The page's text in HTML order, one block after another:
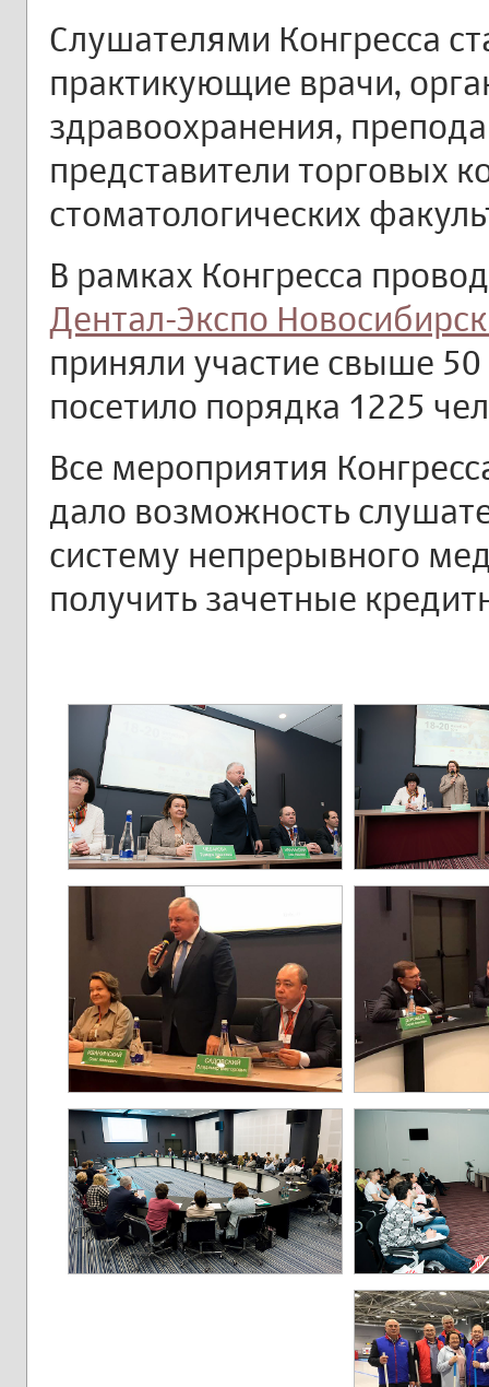
Слушателями Конгресса
практикующие врачи,
здравоохранения,
представители торговых
стоматологических
В рамках Конгресса
Дентал-Экспо
приняли участие свыше
посетило порядка 1225
Все мероприятия
дало возможность
систему непрерывного
получить зачетные